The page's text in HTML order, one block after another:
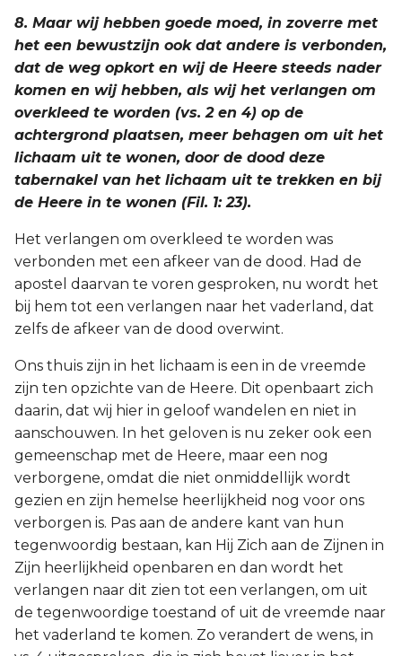
8. Maar wij hebben goede moed, in zoverre met
het een bewustzijn ook dat andere is verbonden,
dat de weg opkort en wij de Heere steeds nader
komen en wij hebben, als wij het verlangen om
overkleed te worden (vs. 2 en 4) op de
achtergrond plaatsen, meer behagen om uit het
lichaam uit te wonen, door de dood deze
tabernakel van het lichaam uit te trekken en bij
de Heere in te wonen (Fil. 1: 23).
Het verlangen om overkleed te worden was
verbonden met een afkeer van de dood. Had de
apostel daarvan te voren gesproken, nu wordt het
bij hem tot een verlangen naar het vaderland, dat
zelfs de afkeer van de dood overwint.
Ons thuis zijn in het lichaam is een in de vreemde
zijn ten opzichte van de Heere. Dit openbaart zich
daarin, dat wij hier in geloof wandelen en niet in
aanschouwen. In het geloven is nu zeker ook een
gemeenschap met de Heere, maar een nog
verborgene, omdat die niet onmiddellijk wordt
gezien en zijn hemelse heerlijkheid nog voor ons
verborgen is. Pas aan de andere kant van hun
tegenwoordig bestaan, kan Hij Zich aan de Zijnen in
Zijn heerlijkheid openbaren en dan wordt het
verlangen naar dit zien tot een verlangen, om uit
de tegenwoordige toestand of uit de vreemde naar
het vaderland te komen. Zo verandert de wens, in